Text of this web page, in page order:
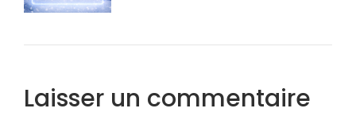
Laisser un commentaire